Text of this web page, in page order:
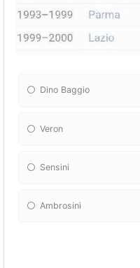
Dino Baggio
Veron
Sensini
Ambrosini